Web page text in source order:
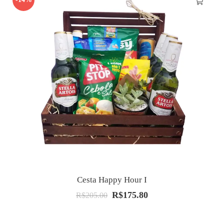
Cesta Happy Hour I
R$205.00 O
R$175.80O